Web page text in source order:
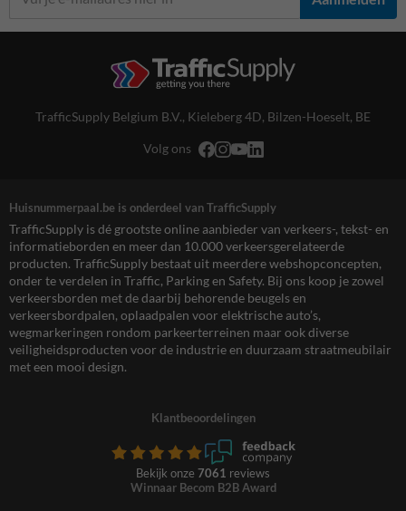
TrafficSupply Belgium B.V., Kieleberg 4D, Bilzen-Hoeselt, BE
Volg ons
Huisnummerpaal.be is onderdeel van TrafficSupply
TrafficSupply is dé grootste online aanbieder van verkeers-, tekst- en
informatieborden en meer dan 10.000 verkeersgerelateerde
producten. TrafficSupply bestaat uit meerdere webshopconcepten,
onder te verdelen in Traffic, Parking en Safety. Bij ons koop je zowel
verkeersborden met de daarbij behorende beugels en
verkeersbordpalen, oplaadpalen voor elektrische auto’s,
wegmarkeringen rondom parkeerterreinen maar ook diverse
veiligheidsproducten voor de industrie en duurzaam straatmeubilair
met een mooi design.
Klantbeoordelingen
Bekijk onze 7061 reviews
Winnaar Becom B2B Award